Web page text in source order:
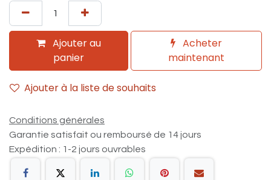
Ajouter au
panier
Acheter
maintenant
Ajouter à la liste de souhaits
Conditions générales
Garantie satisfait ou remboursé de 14 jours
Expédition : 1-2 jours ouvrables